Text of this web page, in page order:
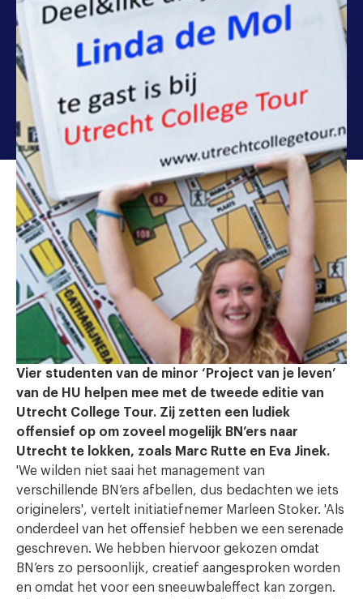
Vier studenten van de minor ‘Project van je leven’
van de HU helpen mee met de tweede editie van
Utrecht College Tour. Zij zetten een ludiek
offensief op om zoveel mogelijk BN’ers naar
Utrecht te lokken, zoals Marc Rutte en Eva Jinek.
'We wilden niet saai het management van
verschillende BN’ers afbellen, dus bedachten we iets
originelers', vertelt initiatiefnemer Marleen Stoker. 'Als
onderdeel van het offensief hebben we een serenade
geschreven. We hebben hiervoor gekozen omdat
BN’ers zo persoonlijk, creatief aangesproken worden
en omdat het voor een sneeuwbaleffect kan zorgen.